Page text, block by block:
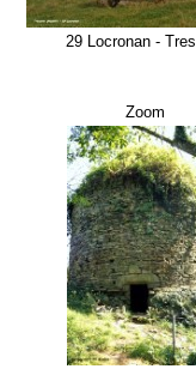
29 Locronan -
Zoom